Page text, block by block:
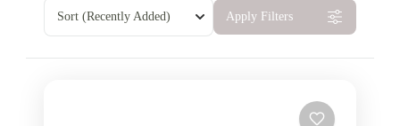
Sort (Recently Added) Apply Filters